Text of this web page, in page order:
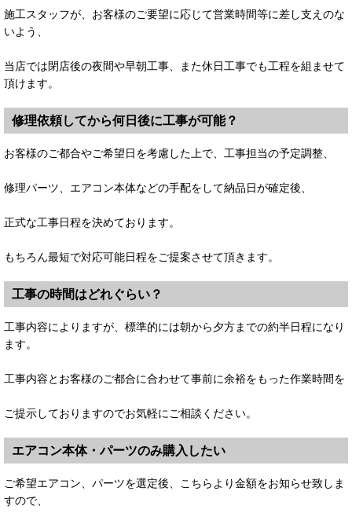
施工スタッフが、お客様のご要望に応じて営業時間等に差し支えのな
いよう、
当店では閉店後の夜間や早朝工事、また休日工事でも工程を組ませて
頂けます。
修理依頼してから何日後に工事が可能？
お客様のご都合やご希望日を考慮した上で、工事担当の予定調整、
修理パーツ、エアコン本体などの手配をして納品日が確定後、
正式な工事日程を決めております。
もちろん最短で対応可能日程をご提案させて頂きます。
工事の時間はどれぐらい？
工事内容によりますが、標準的には朝から夕方までの約半日程になり
ます。
工事内容とお客様のご都合に合わせて事前に余裕をもった作業時間を
ご提示しておりますのでお気軽にご相談ください。
エアコン本体・パーツのみ購入したい
ご希望エアコン、パーツを選定後、こちらより金額をお知らせ致しま
すので、